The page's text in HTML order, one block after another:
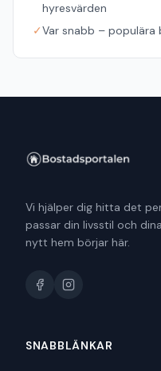
hyresvärden
✓Var snabb –
Vi hjälper dig hitta det
passar din livsstil och
nytt hem börjar här.
SNABBLÄNKAR